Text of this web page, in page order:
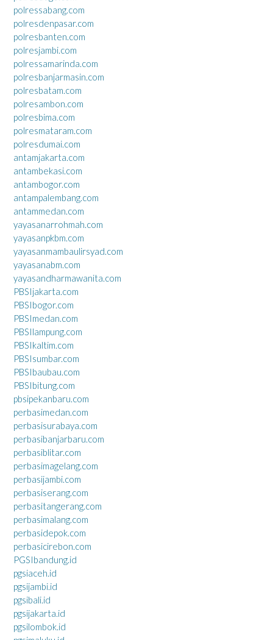
polressabang.com
polresdenpasar.com
polresbanten.com
polresjambi.com
polressamarinda.com
polresbanjarmasin.com
polresbatam.com
polresambon.com
polresbima.com
polresmataram.com
polresdumai.com
antamjakarta.com
antambekasi.com
antambogor.com
antampalembang.com
antammedan.com
yayasanarrohmah.com
yayasanpkbm.com
yayasanmambaulirsyad.com
yayasanabm.com
yayasandharmawanita.com
PBSIjakarta.com
PBSIbogor.com
PBSImedan.com
PBSIlampung.com
PBSIkaltim.com
PBSIsumbar.com
PBSIbaubau.com
PBSIbitung.com
pbsipekanbaru.com
perbasimedan.com
perbasisurabaya.com
perbasibanjarbaru.com
perbasiblitar.com
perbasimagelang.com
perbasijambi.com
perbasiserang.com
perbasitangerang.com
perbasimalang.com
perbasidepok.com
perbasicirebon.com
PGSIbandung.id
pgsiaceh.id
pgsijambi.id
pgsibali.id
pgsijakarta.id
pgsilombok.id